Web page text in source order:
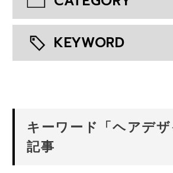
KEYWORD
キーワード「ヘアデ
記事